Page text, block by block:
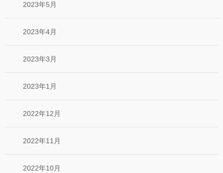
2023年5月
2023年4月
2023年3月
2023年1月
2022年12月
2022年11月
2022年10月